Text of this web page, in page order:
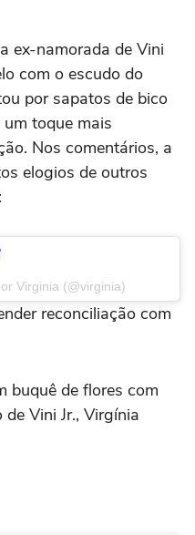
ex-namorada de Vini
com o escudo do
por sapatos de bico
toque mais
Nos comentários, a
elogios de outros
Virginia (@virginia)
reconciliação com
buquê de flores com
Vini Jr., Virgínia